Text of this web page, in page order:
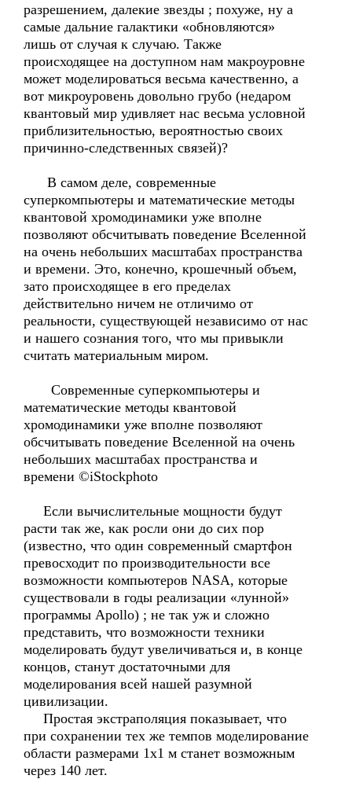
разрешением, далекие звезды ; похуже, ну а
самые дальние галактики «обновляются»
лишь от случая к случаю. Также
происходящее на доступном нам макроуровне
может моделироваться весьма качественно, а
вот микроуровень довольно грубо (недаром
квантовый мир удивляет нас весьма условной
приблизительностью, вероятностью своих
причинно-следственных связей)?
В самом деле, современные
суперкомпьютеры и математические методы
квантовой хромодинамики уже вполне
позволяют обсчитывать поведение Вселенной
на очень небольших масштабах пространства
и времени. Это, конечно, крошечный объем,
зато происходящее в его пределах
действительно ничем не отличимо от
реальности, существующей независимо от нас
и нашего сознания того, что мы привыкли
считать материальным миром.
Cовременные суперкомпьютеры и
математические методы квантовой
хромодинамики уже вполне позволяют
обсчитывать поведение Вселенной на очень
небольших масштабах пространства и
времени ©iStockphoto
Если вычислительные мощности будут
расти так же, как росли они до сих пор
(известно, что один современный смартфон
превосходит по производительности все
возможности компьютеров NASA, которые
существовали в годы реализации «лунной»
программы Apollo) ; не так уж и сложно
представить, что возможности техники
моделировать будут увеличиваться и, в конце
концов, станут достаточными для
моделирования всей нашей разумной
цивилизации.
Простая экстраполяция показывает, что
при сохранении тех же темпов моделирование
области размерами 1х1 м станет возможным
через 140 лет.